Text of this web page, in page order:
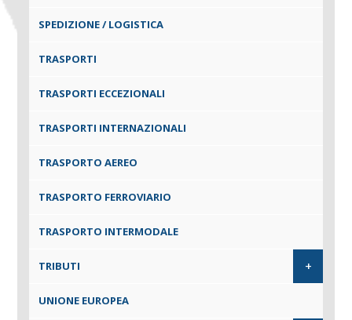
SPEDIZIONE / LOGISTICA
TRASPORTI
TRASPORTI ECCEZIONALI
TRASPORTI INTERNAZIONALI
TRASPORTO AEREO
TRASPORTO FERROVIARIO
TRASPORTO INTERMODALE
TRIBUTI +
UNIONE EUROPEA